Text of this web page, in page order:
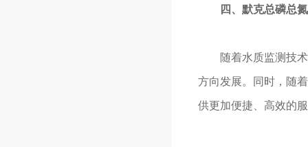
四、 默克总磷总
随着水质监测技术
方向发展。同时，随
供更加便捷、高效的